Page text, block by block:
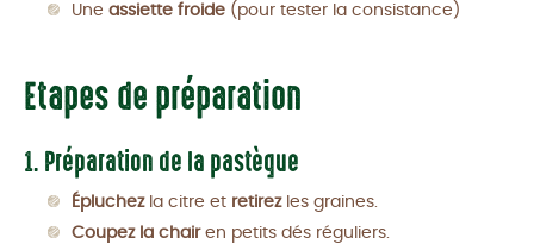
Une assiette froide (pour tester la consistance)
Etapes de préparation
1. Préparation de la pastèque
Épluchezla citre et retirezles graines.
Coupez la chairen petits dés réguliers.